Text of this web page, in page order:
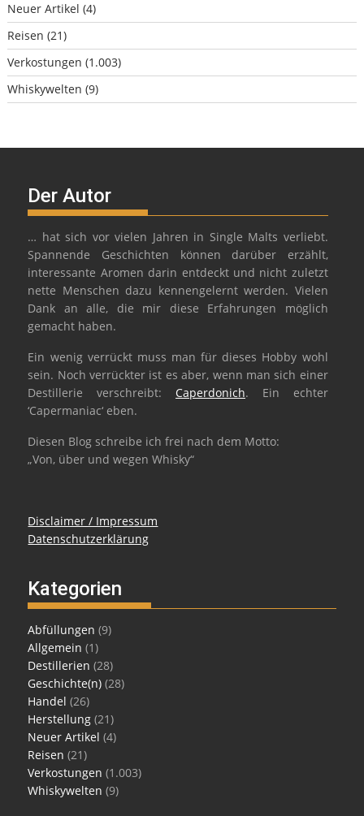
Neuer Artikel (4)
Reisen (21)
Verkostungen (1.003)
Whiskywelten (9)
Der Autor
… hat sich vor vielen Jahren in Single Malts verliebt.
Spannende Geschichten können darüber erzählt,
interessante Aromen darin entdeckt und nicht zuletzt
nette Menschen dazu kennengelernt werden. Vielen
Dank an alle, die mir diese Erfahrungen möglich
gemacht haben.
Ein wenig verrückt muss man für dieses Hobby wohl
sein. Noch verrückter ist es aber, wenn man sich einer
Destillerie verschreibt: Caperdonich. Ein echter
‘Capermaniac‘ eben.
Diesen Blog schreibe ich frei nach dem Motto:
„Von, über und wegen Whisky“
Disclaimer / Impressum
Datenschutzerklärung
Kategorien
Abfüllungen (9)
Allgemein (1)
Destillerien (28)
Geschichte(n) (28)
Handel (26)
Herstellung (21)
Neuer Artikel (4)
Reisen (21)
Verkostungen (1.003)
Whiskywelten (9)